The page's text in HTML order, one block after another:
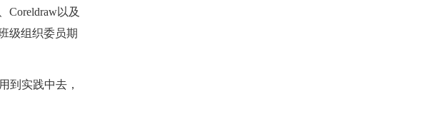
Coreldraw以及
级组织委员期
实践中去，